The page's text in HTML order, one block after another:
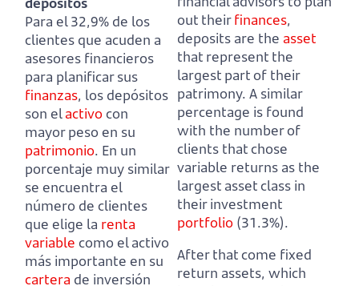
Para el 32,9% de los
clientes que acuden a
asesores financieros
para planificar sus
finanzas, los depósitos
son elactivocon
mayor peso en su
patrimonio. En un
porcentaje muy similar
se encuentra el
número de clientes
que elige la renta
variable como el activo
más importante en su
cartera de inversión
out theirfinances,
deposits are the asset
that represent the
largest part of their
patrimony. A similar
percentage is found
with the number of
clients that chose
variable returns as the
largest asset class in
their investment
portfolio (31.3%).
After that come fixed
return assets, which